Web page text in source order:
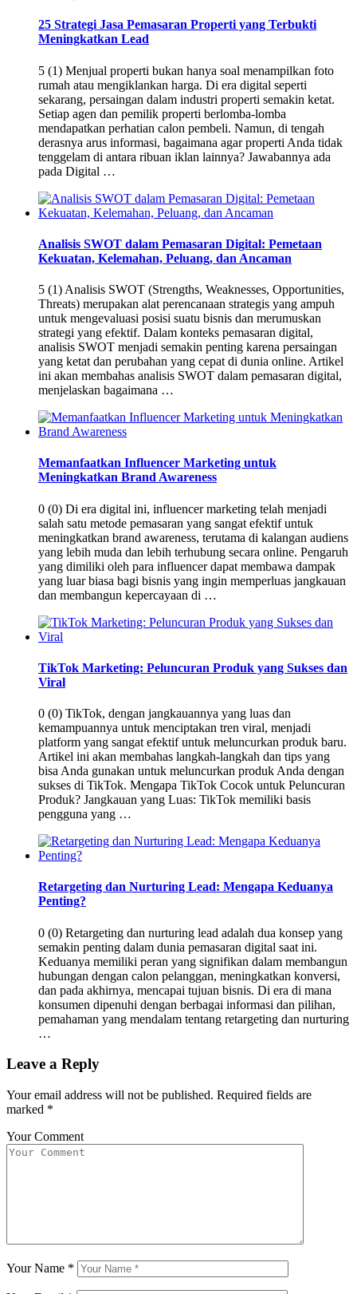
25 Strategi Jasa Pemasaran Properti yang Terbukti
Meningkatkan Lead
5 (1) Menjual properti bukan hanya soal menampilkan foto
rumah atau mengiklankan harga. Di era digital seperti
sekarang, persaingan dalam industri properti semakin ketat.
Setiap agen dan pemilik properti berlomba-lomba
mendapatkan perhatian calon pembeli. Namun, di tengah
derasnya arus informasi, bagaimana agar properti Anda tidak
tenggelam di antara ribuan iklan lainnya? Jawabannya ada
pada Digital …
Analisis SWOT dalam Pemasaran Digital: Pemetaan
Kekuatan, Kelemahan, Peluang, dan Ancaman
5 (1) Analisis SWOT (Strengths, Weaknesses, Opportunities,
Threats) merupakan alat perencanaan strategis yang ampuh
untuk mengevaluasi posisi suatu bisnis dan merumuskan
strategi yang efektif. Dalam konteks pemasaran digital,
analisis SWOT menjadi semakin penting karena persaingan
yang ketat dan perubahan yang cepat di dunia online. Artikel
ini akan membahas analisis SWOT dalam pemasaran digital,
menjelaskan bagaimana …
Memanfaatkan Influencer Marketing untuk
Meningkatkan Brand Awareness
0 (0) Di era digital ini, influencer marketing telah menjadi
salah satu metode pemasaran yang sangat efektif untuk
meningkatkan brand awareness, terutama di kalangan audiens
yang lebih muda dan lebih terhubung secara online. Pengaruh
yang dimiliki oleh para influencer dapat membawa dampak
yang luar biasa bagi bisnis yang ingin memperluas jangkauan
dan membangun kepercayaan di …
TikTok Marketing: Peluncuran Produk yang Sukses dan
Viral
0 (0) TikTok, dengan jangkauannya yang luas dan
kemampuannya untuk menciptakan tren viral, menjadi
platform yang sangat efektif untuk meluncurkan produk baru.
Artikel ini akan membahas langkah-langkah dan tips yang
bisa Anda gunakan untuk meluncurkan produk Anda dengan
sukses di TikTok. Mengapa TikTok Cocok untuk Peluncuran
Produk? Jangkauan yang Luas: TikTok memiliki basis
pengguna yang …
Retargeting dan Nurturing Lead: Mengapa Keduanya
Penting?
0 (0) Retargeting dan nurturing lead adalah dua konsep yang
semakin penting dalam dunia pemasaran digital saat ini.
Keduanya memiliki peran yang signifikan dalam membangun
hubungan dengan calon pelanggan, meningkatkan konversi,
dan pada akhirnya, mencapai tujuan bisnis. Di era di mana
konsumen dipenuhi dengan berbagai informasi dan pilihan,
pemahaman yang mendalam tentang retargeting dan nurturing
…
Leave a Reply
Your email address will not be published. Required fields are
marked *
Your Comment
Your Name *